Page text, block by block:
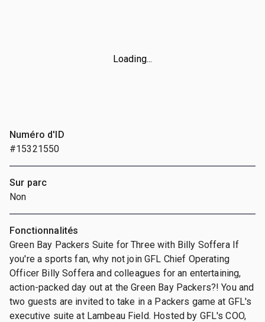
Loading...
Numéro d'ID
#15321550
Sur parc
Non
Fonctionnalités
Green Bay Packers Suite for Three with Billy Soffera If
you're a sports fan, why not join GFL Chief Operating
Officer Billy Soffera and colleagues for an entertaining,
action-packed day out at the Green Bay Packers?! You and
two guests are invited to take in a Packers game at GFL's
executive suite at Lambeau Field. Hosted by GFL's COO,